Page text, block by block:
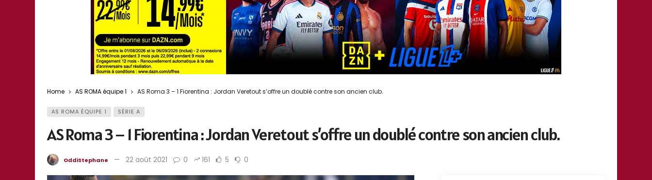
Home AS ROMA équipe 1 AS Roma 3 – 1 Fiorentina : Jordan Veretout s’offre un doublé contre son ancien club.
AS ROMA ÉQUIPE 1 SÉRIE A
AS Roma 3 – 1 Fiorentina : Jordan Veretout s’offre un doublé contre son ancien club.
OddiStephane 22 août 2021 0 161 5 0